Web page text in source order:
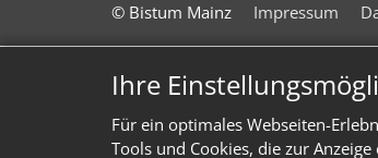
Ihre
Für ein optimales Webseiten-
Tools und Cookies, die zur
© Bistum Mainz Impressum